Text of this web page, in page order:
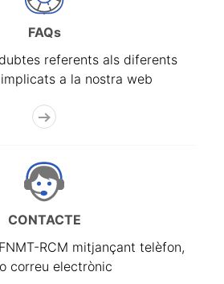
FAQs
referents als diferents
a la nostra web
CONTACTE
RCM mitjançant telèfon,
correu electrònic